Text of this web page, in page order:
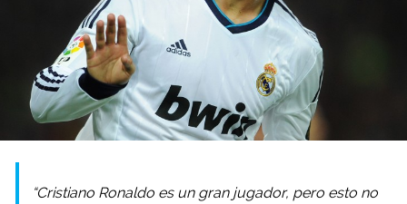
“Cristiano Ronaldo es un gran jugador, pero esto no